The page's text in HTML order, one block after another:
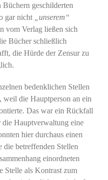
geschilderten
gar nicht
„unserem“
vom Verlag ließen sich
Bücher schließlich
die Hürde der Zensur zu
bedenklichen Stellen
die Hauptperson an ein
Das war ein Rückfall
die Hauptverwaltung eine
hier durchaus einen
die betreffenden Stellen
einordneten
Stelle als Kontrast zum